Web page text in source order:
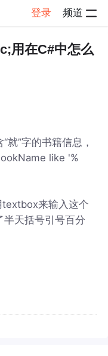
登录 频道
用在C#中怎么
就”字的书籍信息，
like '%
来输入这个
天括号引号百分